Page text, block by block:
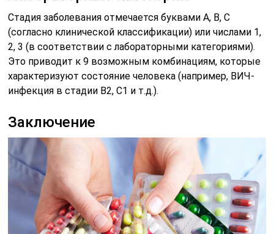
Стадия заболевания отмечается буквами A, B, C
(согласно клинической классификации) или числами 1,
2, 3 (в соответствии с лабораторными категориями).
Это приводит к 9 возможным комбинациям, которые
характеризуют состояние человека (например, ВИЧ-
инфекция в стадии B2, C1 и т.д.).
Заключение